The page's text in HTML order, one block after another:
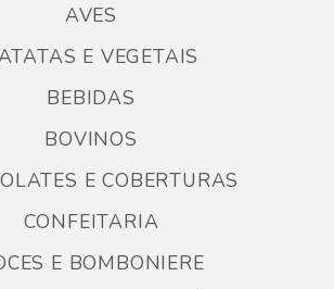
AVES
E VEGETAIS
BEBIDAS
BOVINOS
E COBERTURAS
CONFEITARIA
E BOMBONIERE